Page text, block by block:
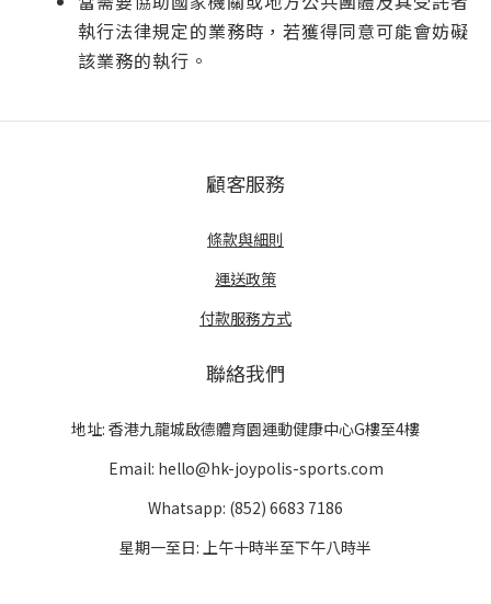
執行法律規定的業務時，若獲得同意可能會妨礙
該業務的執行。
顧客服務
條款與細則
運送政策
付款服務方式
聯絡我們
地址: 香港九龍城啟德體育園運動健康中心G樓至4樓
Email: hello@hk-joypolis-sports.com
Whatsapp: (852) 6683 7186
星期一至日: 上午十時半至下午八時半